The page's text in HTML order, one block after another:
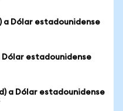
a Dólar estadounidense
Dólar estadounidense
a Dólar estadounidense